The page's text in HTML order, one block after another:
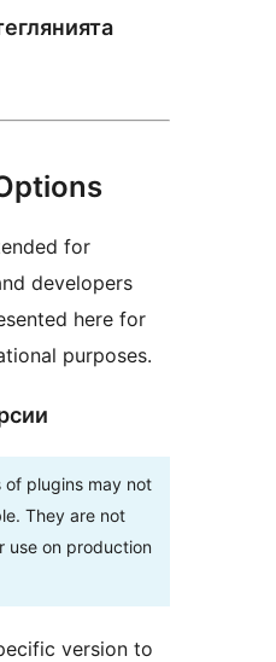
for
developers
here for
purposes.
of plugins may not
They are not
use on production
version to